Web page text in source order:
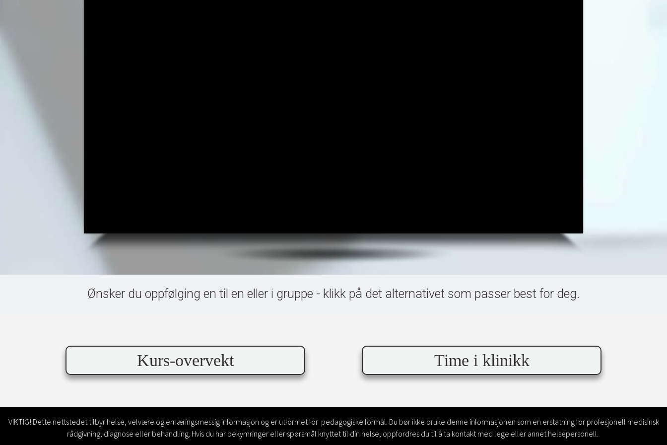
Ønsker du oppfølging en til en eller i gruppe - klikk på det alternativet som passer best for deg.
Kurs-overvekt Time i klinikk
VIKTIG! Dette nettstedet tilbyr helse, velvære og ernæringsmessig informasjon og er utformet for pedagogiske formål. Du bør ikke bruke denne informasjonen som en erstatning for profesjonell medisinsk
rådgivning, diagnose eller behandling. Hvis du har bekymringer eller spørsmål knyttet til din helse, oppfordres du til å ta kontakt med lege eller annet helsepersonell.